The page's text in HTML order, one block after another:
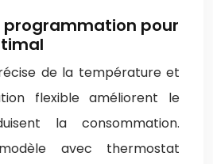
programmation pour
de la température et
flexible améliorent le
la consommation.
avec thermostat